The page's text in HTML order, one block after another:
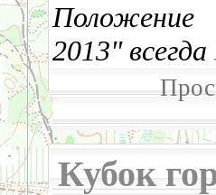
Положение
2013" всегда
Кубок